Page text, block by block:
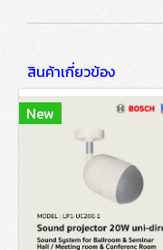
สินค้าเกี่ยวข้อง
New